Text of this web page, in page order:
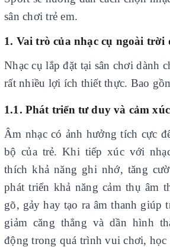
sân chơi trẻ em.
1. Vai trò của nhạc cụ ngoài trời
Nhạc cụ lắp đặt tại sân chơi dành
rất nhiều lợi ích thiết thực. Bao
1.1. Phát triển tư duy và cảm xúc
Âm nhạc có ảnh hưởng tích cực
bộ của trẻ. Khi tiếp xúc với
thích khả năng ghi nhớ, tăng
phát triển khả năng cảm thụ âm
gõ, gảy hay tạo ra âm thanh giúp
giảm căng thẳng và dần hình
động trong quá trình vui chơi, học